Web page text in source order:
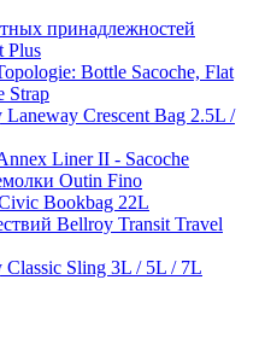
принадлежностей
Plus
Bottle Sacoche, Flat
Strap
Crescent Bag 2.5L /
Liner II - Sacoche
Outin Fino
Bookbag 22L
Bellroy Transit Travel
Sling 3L / 5L / 7L